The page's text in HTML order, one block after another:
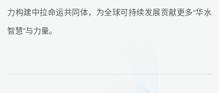
力构建中拉命运共同体，为全球可持续发展贡献更多“华水
智慧”与力量。